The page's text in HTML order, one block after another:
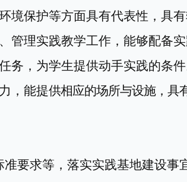
保护等方面具有代表性，具
管理实践教学工作，能够配备实
务，为学生提供动手实践的条件
， 能提供相应的场所与设施，具
要求等，落实实践基地建设